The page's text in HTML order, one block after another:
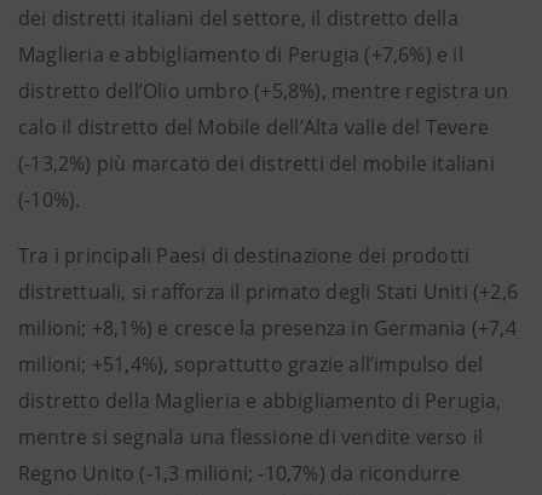
dei distretti italiani del settore, il distretto della
Maglieria e abbigliamento di Perugia (+7,6%) e il
distretto dell’Olio umbro (+5,8%), mentre registra un
calo il distretto del Mobile dell’Alta valle del Tevere
(-13,2%) più marcato dei distretti del mobile italiani
(-10%).
Tra i principali Paesi di destinazione dei prodotti
distrettuali, si rafforza il primato degli Stati Uniti (+2,6
milioni; +8,1%) e cresce la presenza in Germania (+7,4
milioni; +51,4%), soprattutto grazie all’impulso del
distretto della Maglieria e abbigliamento di Perugia,
mentre si segnala una flessione di vendite verso il
Regno Unito (-1,3 milioni; -10,7%) da ricondurre